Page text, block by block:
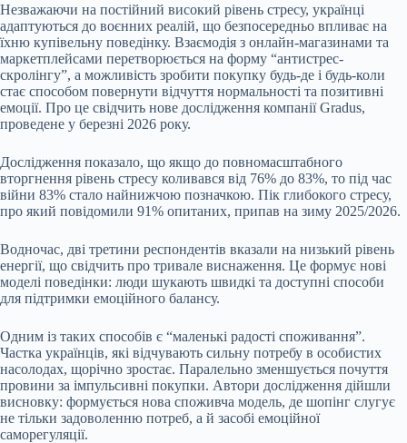
Незважаючи на постійний високий рівень стресу, українці
адаптуються до воєнних реалій, що безпосередньо впливає на
їхню купівельну поведінку. Взаємодія з онлайн-магазинами та
маркетплейсами перетворюється на форму “антистрес-
скролінгу”, а можливість зробити покупку будь-де і будь-коли
стає способом повернути відчуття нормальності та позитивні
емоції. Про це свідчить нове дослідження компанії Gradus,
проведене у березні 2026 року.
Дослідження показало, що якщо до повномасштабного
вторгнення рівень стресу коливався від 76% до 83%, то під час
війни 83% стало найнижчою позначкою. Пік глибокого стресу,
про який повідомили 91% опитаних, припав на зиму 2025/2026.
Водночас, дві третини респондентів вказали на низький рівень
енергії, що свідчить про тривале виснаження. Це формує нові
моделі поведінки: люди шукають швидкі та доступні способи
для підтримки емоційного балансу.
Одним із таких способів є “маленькі радості споживання”.
Частка українців, які відчувають сильну потребу в особистих
насолодах, щорічно зростає. Паралельно зменшується почуття
провини за імпульсивні покупки. Автори дослідження дійшли
висновку: формується нова споживча модель, де шопінг слугує
не тільки задоволенню потреб, а й засобі емоційної
саморегуляції.